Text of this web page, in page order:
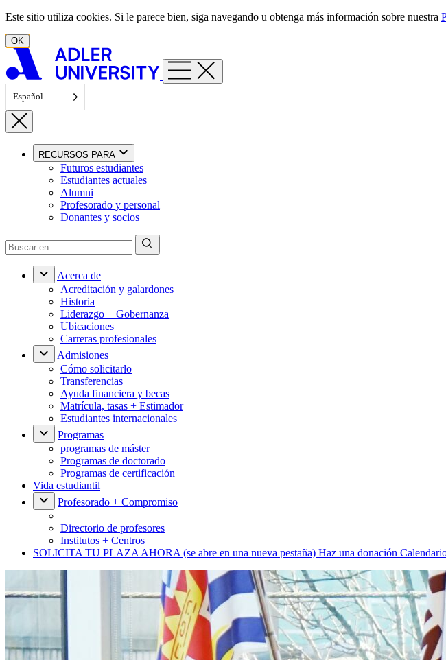
Ir al contenido
Este sitio utiliza cookies. Si le parece bien, siga navegando u obtenga más información sobre nuestra
OK
Español
RECURSOS PARA
Futuros estudiantes
Estudiantes actuales
Alumni
Profesorado y personal
Donantes y socios
Acerca de
Acreditación y galardones
Historia
Liderazgo + Gobernanza
Ubicaciones
Carreras profesionales
Admisiones
Cómo solicitarlo
Transferencias
Ayuda financiera y becas
Matrícula, tasas + Estimador
Estudiantes internacionales
Programas
programas de máster
Programas de doctorado
Programas de certificación
Vida estudiantil
Profesorado + Compromiso
Directorio de profesores
Institutos + Centros
SOLICITA TU PLAZA AHORA (se abre en una nueva pestaña) Haz una donación